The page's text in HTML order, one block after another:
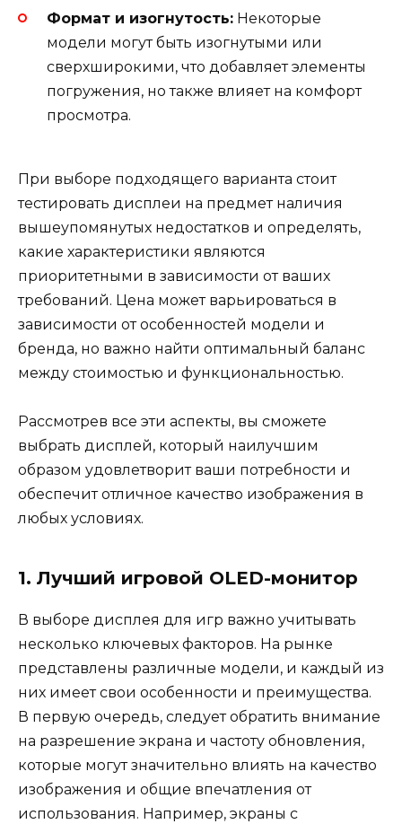
Формат и изогнутость: Некоторые
модели могут быть изогнутыми или
сверхширокими, что добавляет элементы
погружения, но также влияет на комфорт
просмотра.
При выборе подходящего варианта стоит
тестировать дисплеи на предмет наличия
вышеупомянутых недостатков и определять,
какие характеристики являются
приоритетными в зависимости от ваших
требований. Цена может варьироваться в
зависимости от особенностей модели и
бренда, но важно найти оптимальный баланс
между стоимостью и функциональностью.
Рассмотрев все эти аспекты, вы сможете
выбрать дисплей, который наилучшим
образом удовлетворит ваши потребности и
обеспечит отличное качество изображения в
любых условиях.
1. Лучший игровой OLED-монитор
В выборе дисплея для игр важно учитывать
несколько ключевых факторов. На рынке
представлены различные модели, и каждый из
них имеет свои особенности и преимущества.
В первую очередь, следует обратить внимание
на разрешение экрана и частоту обновления,
которые могут значительно влиять на качество
изображения и общие впечатления от
использования. Например, экраны с